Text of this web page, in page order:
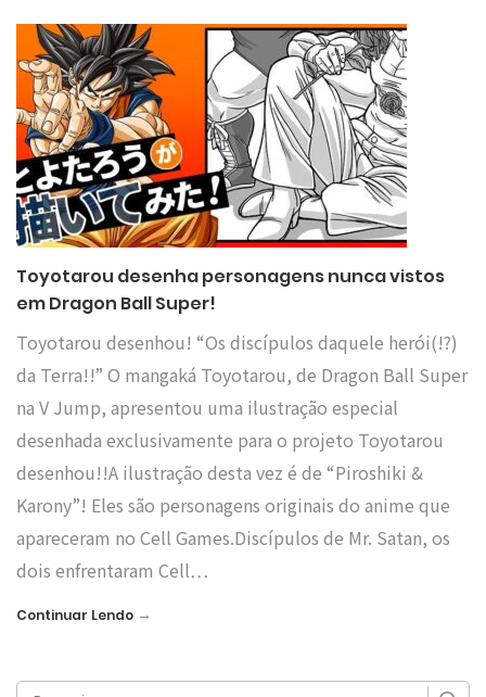
Toyotarou desenha personagens nunca vistos
em Dragon Ball Super!
Toyotarou desenhou! “Os discípulos daquele herói(!?)
da Terra!!” O mangaká Toyotarou, de Dragon Ball Super
na V Jump, apresentou uma ilustração especial
desenhada exclusivamente para o projeto Toyotarou
desenhou!!A ilustração desta vez é de “Piroshiki &
Karony”! Eles são personagens originais do anime que
apareceram no Cell Games.Discípulos de Mr. Satan, os
dois enfrentaram Cell…
Continuar Lendo →